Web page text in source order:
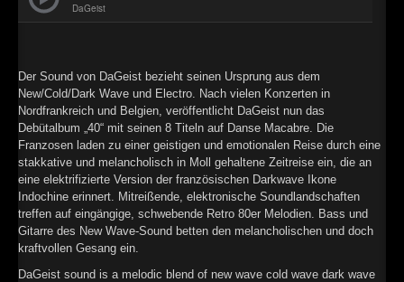
DaGeist
Der Sound von DaGeist bezieht seinen Ursprung aus dem
New/Cold/Dark Wave und Electro. Nach vielen Konzerten in
Nordfrankreich und Belgien, veröffentlicht DaGeist nun das
Debütalbum „40“ mit seinen 8 Titeln auf Danse Macabre. Die
Franzosen laden zu einer geistigen und emotionalen Reise durch eine
stakkative und melancholisch in Moll gehaltene Zeitreise ein, die an
eine elektrifizierte Version der französischen Darkwave Ikone
Indochine erinnert. Mitreißende, elektronische Soundlandschaften
treffen auf eingängige, schwebende Retro 80er Melodien. Bass und
Gitarre des New Wave-Sound betten den melancholischen und doch
kraftvollen Gesang ein.
DaGeist sound is a melodic blend of new wave cold wave dark wave